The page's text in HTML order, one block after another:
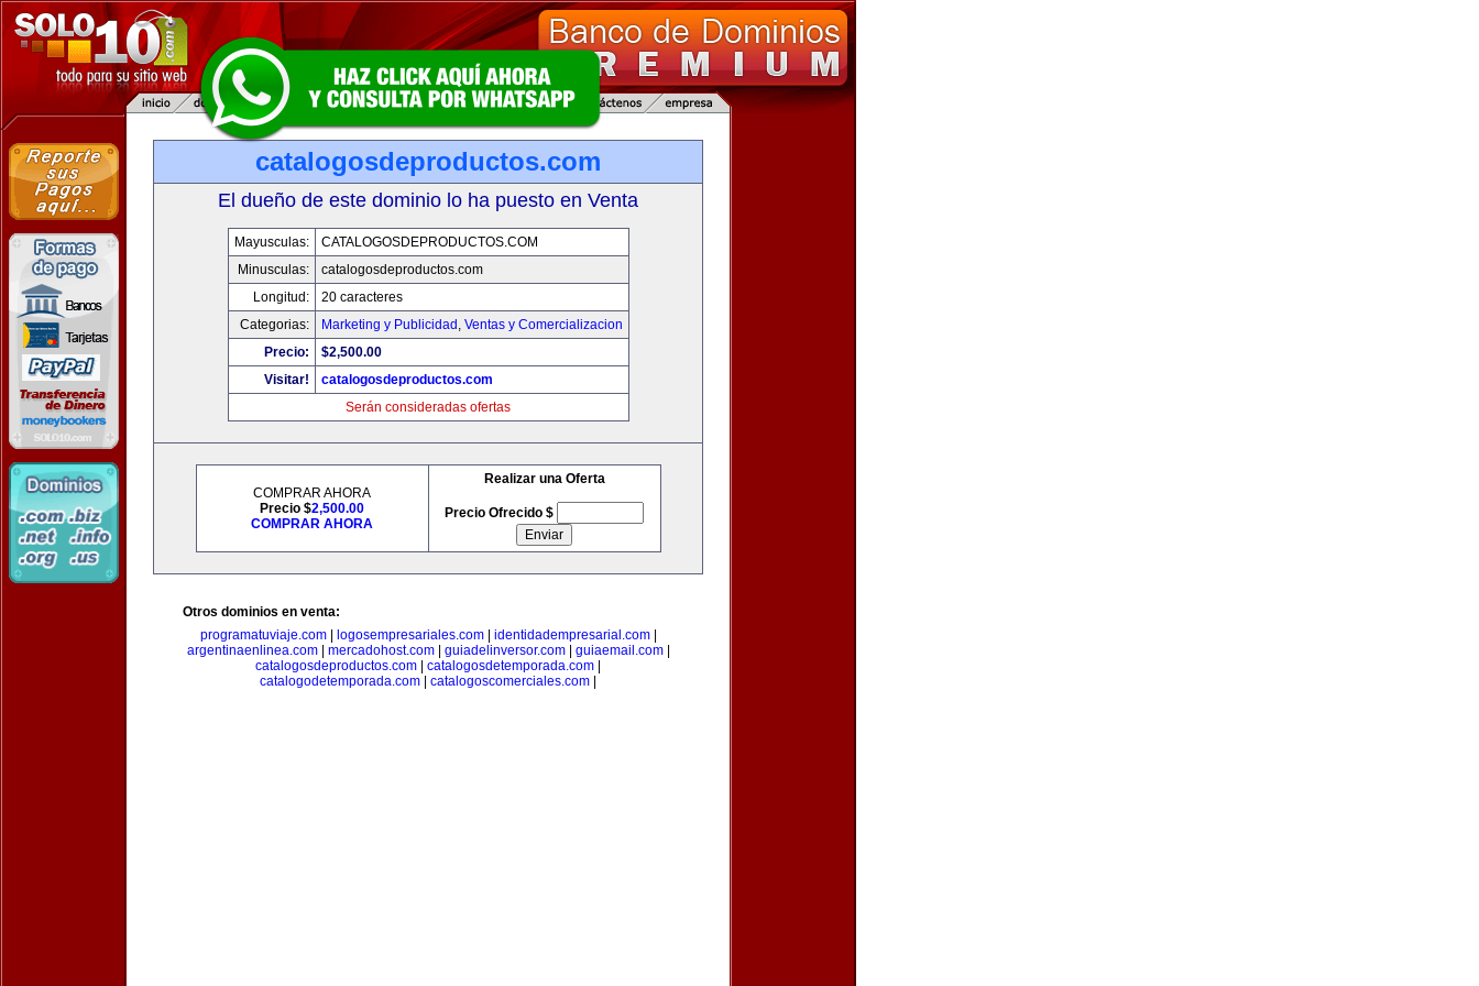
catalogosdeproductos.com
El dueño de este dominio lo ha puesto en Venta
Mayusculas:
CATALOGOSDEPRODUCTOS.COM
Minusculas:
catalogosdeproductos.com
Longitud:
20 caracteres
Categorias:
Marketing y Publicidad , Ventas y Comercializacion
Precio:
$2,500.00
Visitar!
catalogosdeproductos.com
Serán consideradas ofertas
COMPRAR AHORA
Precio $2,500.00
COMPRAR AHORA
Realizar una Oferta
Precio Ofrecido $
Otros dominios en venta:
programatuviaje.com| logosempresariales.com| identidadempresarial.com|
argentinaenlinea.com| mercadohost.com| guiadelinversor.com| guiaemail.com|
catalogosdeproductos.com
catalogosdetemporada.com
catalogodetemporada.com
catalogoscomerciales.com